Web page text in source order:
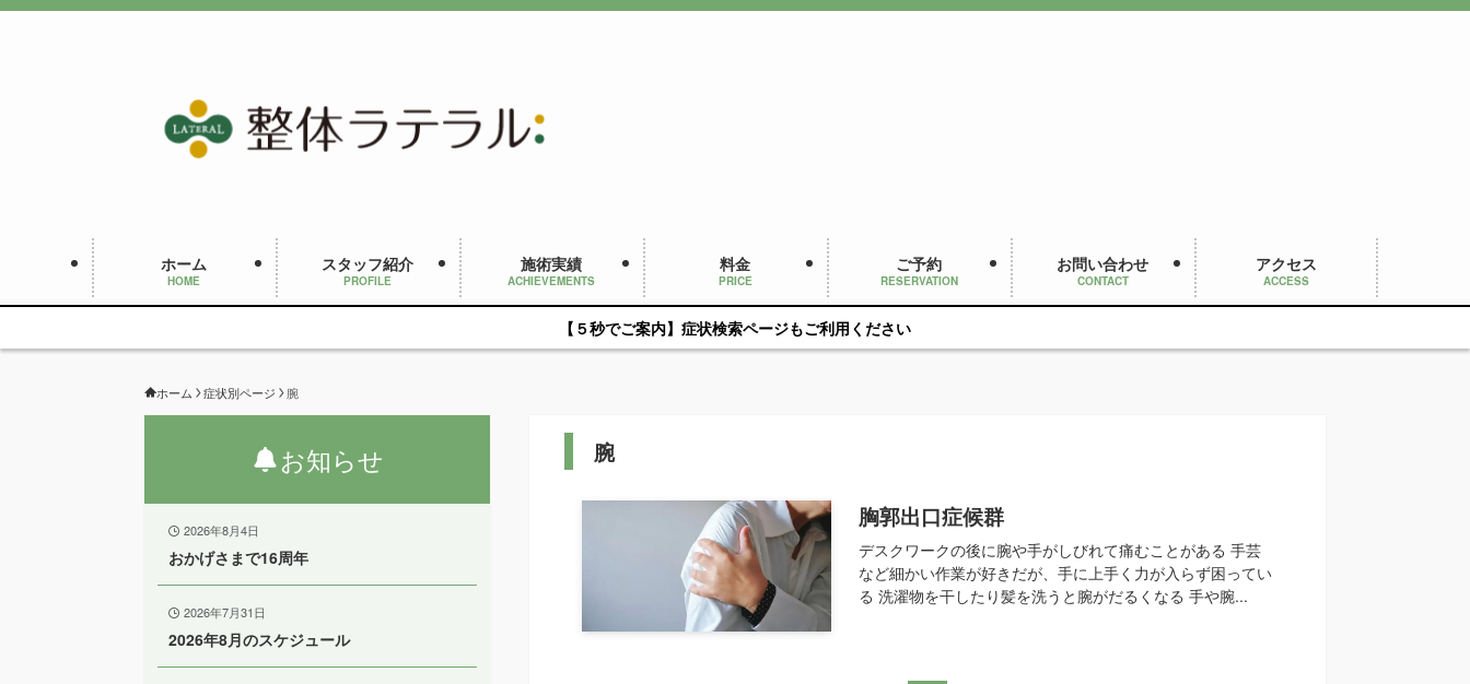
ホーム
HOME
スタッフ紹介
PROFILE
施術実績
ACHIEVEMENTS
料金
PRICE
ご予約
RESERVATION
お問い合わせ
CONTACT
アクセス
ACCESS
【５秒でご案内】症状検索ページもご利用ください
ホーム 症状別ページ 腕
腕
胸郭出口症候群
デスクワークの後に腕や手がしびれて痛むことがある 手芸
など細かい作業が好きだが、手に上手く力が入らず困ってい
る 洗濯物を干したり髪を洗うと腕がだるくなる 手や腕...
お知らせ
2026年8月4日
おかげさまで16周年
2026年7月31日
2026年8月のスケジュール